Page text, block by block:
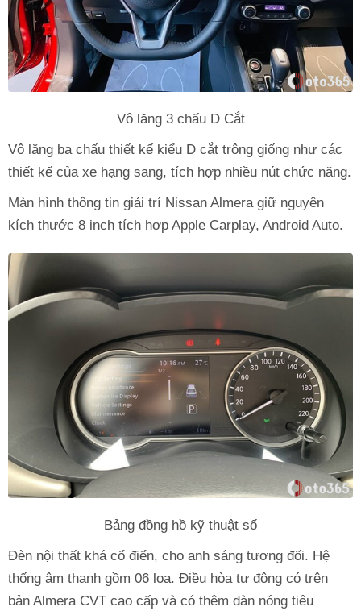
Vô lăng 3 chấu D Cắt
Vô lăng ba chấu thiết kế kiểu D cắt trông giống như các
thiết kế của xe hạng sang, tích hợp nhiều nút chức năng.
Màn hình thông tin giải trí Nissan Almera giữ nguyên
kích thước 8 inch tích hợp Apple Carplay, Android Auto.
Bảng đồng hồ kỹ thuật số
Đèn nội thất khá cổ điển, cho anh sáng tương đối. Hệ
thống âm thanh gồm 06 loa. Điều hòa tự động có trên
bản Almera CVT cao cấp và có thêm dàn nóng tiêu